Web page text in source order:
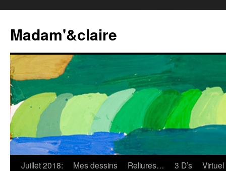
Madam'&claire
Juillet 2018: Mes dessins Reliures… 3 D’s Virtuel